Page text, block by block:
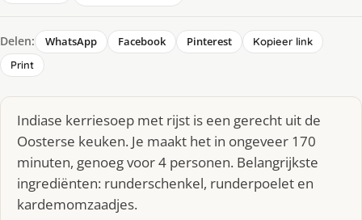
Delen: WhatsApp Facebook Pinterest
Kopieer link
Print
Indiase kerriesoep met rijst is een gerecht uit de
Oosterse keuken. Je maakt het in ongeveer 170
minuten, genoeg voor 4 personen. Belangrijkste
ingrediënten: runderschenkel, runderpoelet en
kardemomzaadjes.